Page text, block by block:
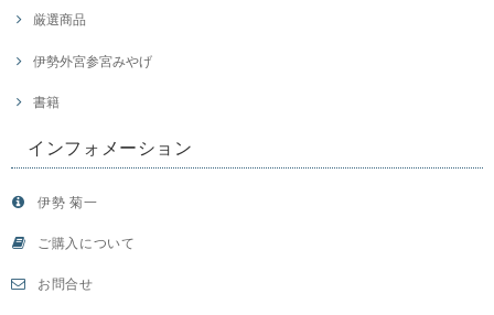
厳選商品
伊勢外宮参宮みやげ
書籍
インフォメーション
伊勢 菊一
ご購入について
お問合せ